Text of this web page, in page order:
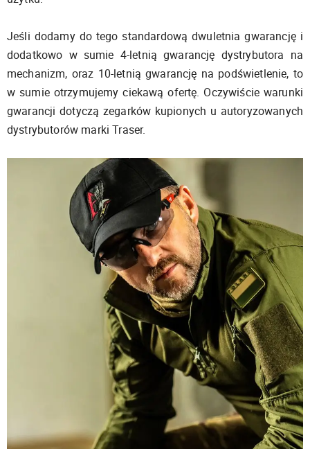
Jeśli dodamy do tego standardową dwuletnia gwarancję i
dodatkowo w sumie 4-letnią gwarancję dystrybutora na
mechanizm, oraz 10-letnią gwarancję na podświetlenie, to
w sumie otrzymujemy ciekawą ofertę. Oczywiście warunki
gwarancji dotyczą zegarków kupionych u autoryzowanych
dystrybutorów marki Traser.